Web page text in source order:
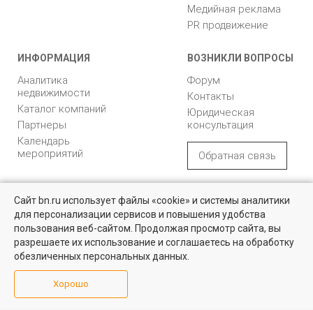
Найти квартиру - это просто!
Выбирайте среди 14 тысяч проверенных вариантов на вторичом
рынке жилья на портале BN.ru
Посмотреть объявления
Медийная реклама
PR продвижение
ИНФОРМАЦИЯ
Аналитика
недвижимости
Каталог компаний
Партнеры
Календарь
мероприятий
ВОЗНИКЛИ ВОПРОСЫ
Форум
Контакты
Юридическая
консультация
Обратная связь
с ограниченной
ответственностью
"Управляющая
недвижимости"
«БН»
196105, Санкт-
Петербург, пр. Юрия
Гагарина, 1
reklama@bn.ru
Сайт bn.ru использует файлы «cookie» и системы аналитики
для персонализации сервисов и повышения удобства
пользования веб-сайтом. Продолжая просмотр сайта, вы
разрешаете их использование и соглашаетесь на обработку
обезличенных персональных данных.
Хорошо